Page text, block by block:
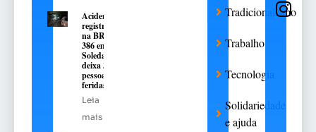
Acidente
registrado
na BR-
386 em
Soledade
deixa 3
pessoas
feridas
Leia
mais
Tradicionalismo
Trabalho
Tecnologia
Solidariedade
e ajuda